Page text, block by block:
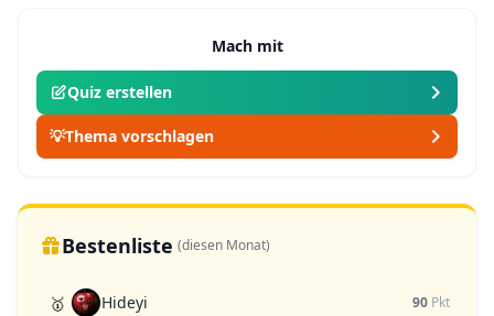
Mach mit
Quiz erstellen
💡Thema vorschlagen
Bestenliste (diesen Monat)
🥇 Hideyi 90 Pkt